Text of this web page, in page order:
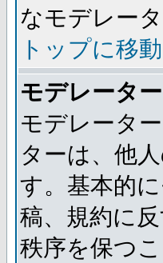
なモデレー
トップに移動
モデレータ
モデレータ
ターは、他
す。基本的
稿、規約に
秩序を保つこ